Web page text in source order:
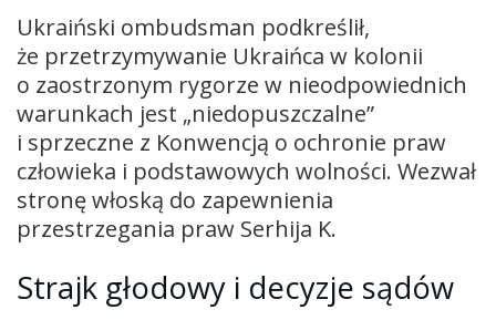
Ukraiński ombudsman podkreślił,
że przetrzymywanie Ukraińca w kolonii
o zaostrzonym rygorze w nieodpowiednich
warunkach jest „niedopuszczalne”
i sprzeczne z Konwencją o ochronie praw
człowieka i podstawowych wolności. Wezwał
stronę włoską do zapewnienia
przestrzegania praw Serhija K.
Strajk głodowy i decyzje sądów